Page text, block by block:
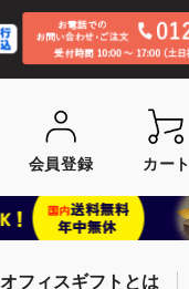
会員登録 カート
オフィスギフトとは